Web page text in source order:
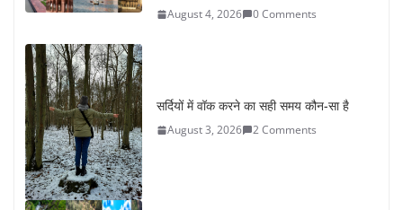
August 4, 2026 0 Comments
सर्दियों में वॉक करने का सही समय कौन-सा है
August 3, 2026 2 Comments